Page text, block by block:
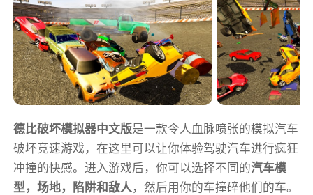
德比破坏模拟器中文版是一款令人血脉喷张的模拟汽车
破坏竞速游戏，在这里可以让你体验驾驶汽车进行疯狂
冲撞的快感。进入游戏后，你可以选择不同的汽车模
型，场地，陷阱和敌人 ，然后用你的车撞碎他们的车。